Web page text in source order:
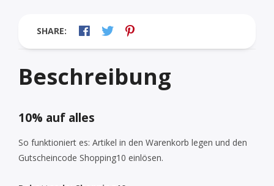
SHARE:
Beschreibung
10% auf alles
So funktioniert es: Artikel in den Warenkorb legen und den
Gutscheincode Shopping10 einlösen.